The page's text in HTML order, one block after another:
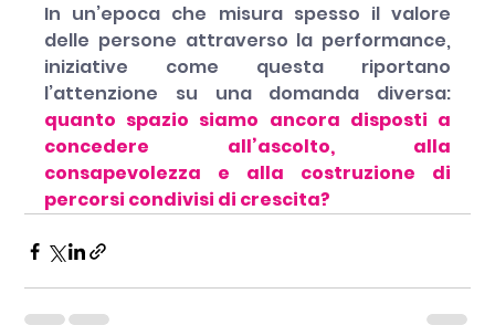
In un’epoca che misura spesso il valore
delle persone attraverso la performance,
iniziative come questa riportano
l’attenzione su una domanda diversa:
quanto spazio siamo ancora disposti a
concedere all’ascolto, alla
consapevolezza e alla costruzione di
percorsi condivisi di crescita?